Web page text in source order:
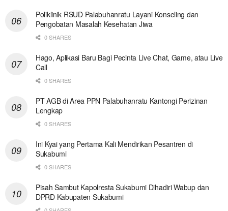
Poliklinik RSUD Palabuhanratu Layani Konseling dan
Pengobatan Masalah Kesehatan Jiwa
0 SHARES
Hago, Aplikasi Baru Bagi Pecinta Live Chat, Game, atau Live
Call
0 SHARES
PT AGB di Area PPN Palabuhanratu Kantongi Perizinan
Lengkap
0 SHARES
Ini Kyai yang Pertama Kali Mendirikan Pesantren di
Sukabumi
0 SHARES
Pisah Sambut Kapolresta Sukabumi Dihadiri Wabup dan
DPRD Kabupaten Sukabumi